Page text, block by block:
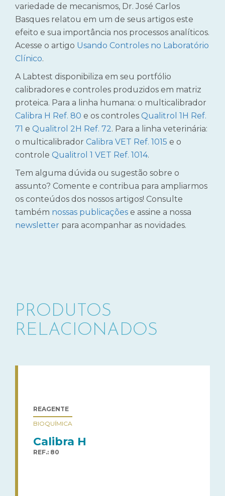
variedade de mecanismos, Dr. José Carlos
Basques relatou em um de seus artigos este
efeito e sua importância nos processos analíticos.
Acesse o artigo Usando Controles no Laboratório
Clínico.
A Labtest disponibiliza em seu portfólio
calibradores e controles produzidos em matriz
proteica. Para a linha humana: o multicalibrador
Calibra H Ref. 80 e os controles Qualitrol 1H Ref.
71 e Qualitrol 2H Ref. 72. Para a linha veterinária:
o multicalibrador Calibra VET Ref. 1015 e o
controle Qualitrol 1 VET Ref. 1014.
Tem alguma dúvida ou sugestão sobre o
assunto? Comente e contribua para ampliarmos
os conteúdos dos nossos artigos! Consulte
também nossas publicações e assine a nossa
newsletter para acompanhar as novidades.
PRODUTOS
RELACIONADOS
REAGENTE
BIOQUÍMICA
Calibra H
REF.: 80